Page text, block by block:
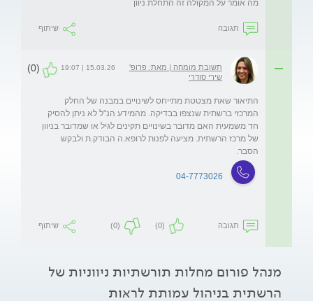
מה אומר על המקולה זה התחלת ניוון
תגובה שיתוף
תשובת מומחה | מאת: פרופ'
שירי סודרי
15.03.26 | 19:07
(0)
התיאור שאת מצטטת מתייחס לשינויים במבנה של החלק
המרכזי ברשתית שנצפו בבדיקה. מהמידע הנ"ל לא ניתן להסיק
חד משמעית האם מדובר בשינויים תקינים לגיל או שמדובר בניוון
של מרכז הרשתית. מציעה לפנות לרופא.ה הבודק.ת ולבקש
הסבר.
04-7773026
תגובה (0)
(0) שיתוף
מנהל פורום מחלות תורשתיות ניווניות של
הרשתית בניהול עמותת לראות